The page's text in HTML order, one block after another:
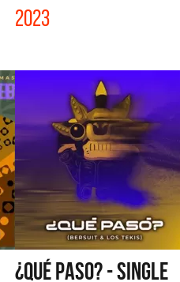
2023
¿QUÉ PASO? - SINGLE